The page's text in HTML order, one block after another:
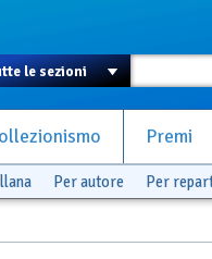
Premi
Per autore Per